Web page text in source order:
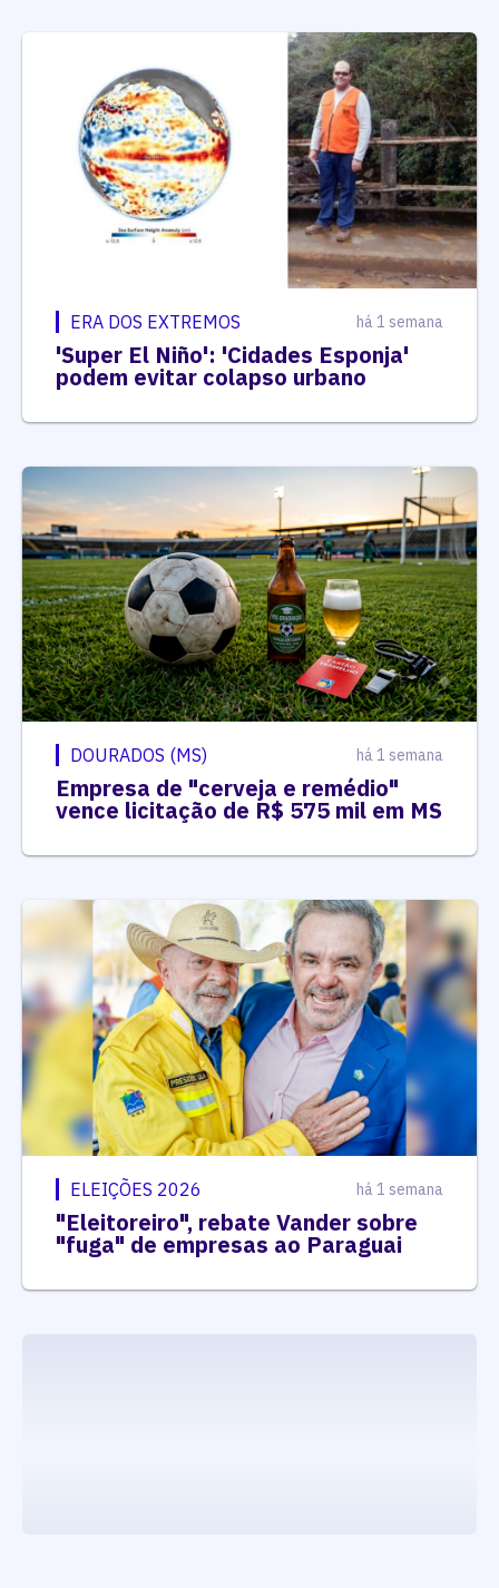
ERA DOS EXTREMOS há 1 semana
'Super El Niño': 'Cidades Esponja'
podem evitar colapso urbano
DOURADOS (MS) há 1 semana
Empresa de "cerveja e remédio"
vence licitação de R$ 575 mil em MS
ELEIÇÕES 2026 há 1 semana
"Eleitoreiro", rebate Vander sobre
"fuga" de empresas ao Paraguai